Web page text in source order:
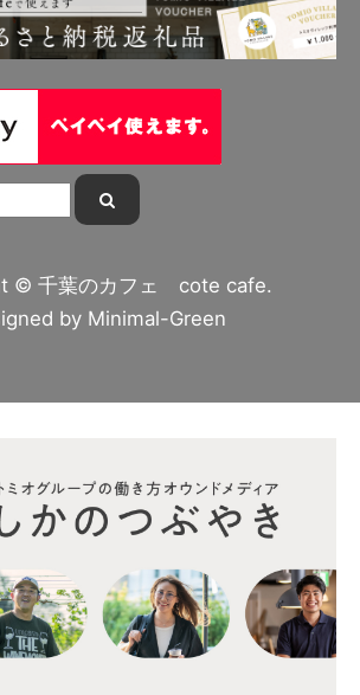
© 千葉のカフェ cote cafe.
by Minimal-Green